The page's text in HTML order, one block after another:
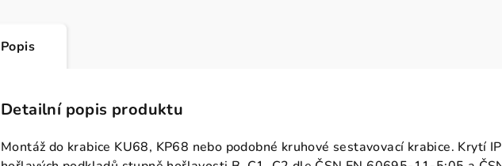
Popis
Detailní popis produktu
Montáž do krabice KU68, KP68 nebo podobné kruhové sestavovací krabice. Krytí